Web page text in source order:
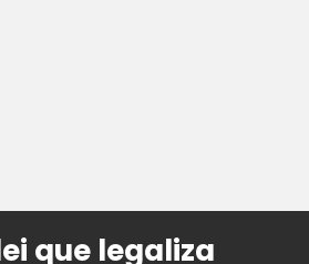
que legaliza